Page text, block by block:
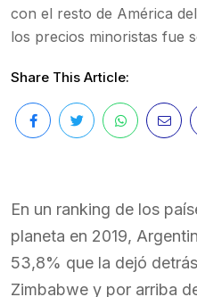
con el resto de América
los precios minoristas fue
Share This Article:
En un ranking de los
planeta en 2019,
53,8% que la dejó
Zimbabwe y por arriba